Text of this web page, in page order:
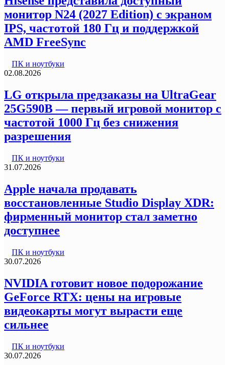
монитор N24 (2027 Edition) с экраном
IPS, частотой 180 Гц и поддержкой
AMD FreeSync
ПК и ноутбуки
02.08.2026
LG открыла предзаказы на UltraGear
25G590B — первый игровой монитор с
частотой 1000 Гц без снижения
разрешения
ПК и ноутбуки
31.07.2026
Apple начала продавать
восстановленные Studio Display XDR:
фирменный монитор стал заметно
доступнее
ПК и ноутбуки
30.07.2026
NVIDIA готовит новое подорожание
GeForce RTX: цены на игровые
видеокарты могут вырасти еще
сильнее
ПК и ноутбуки
30.07.2026